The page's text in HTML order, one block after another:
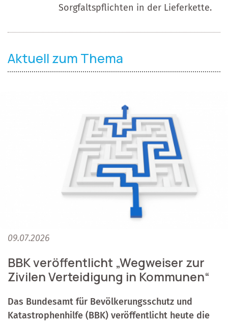
Sorgfaltspflichten in der Lieferkette.
Aktuell zum Thema
09.07.2026
BBK veröffentlicht „Wegweiser zur
Zivilen Verteidigung in Kommunen“
Das Bundesamt für Bevölkerungsschutz und
Katastrophenhilfe (BBK) veröffentlicht heute die